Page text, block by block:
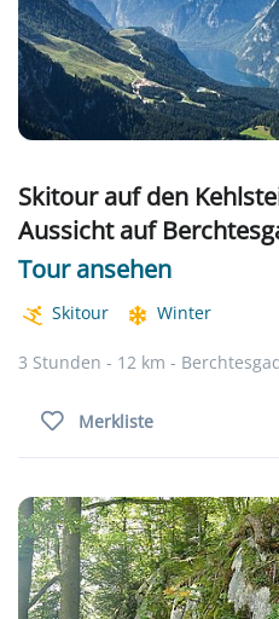
Skitour auf den
Aussicht auf
Tour ansehen
Skitour Winter
3 Stunden - 12 km -
Merkliste